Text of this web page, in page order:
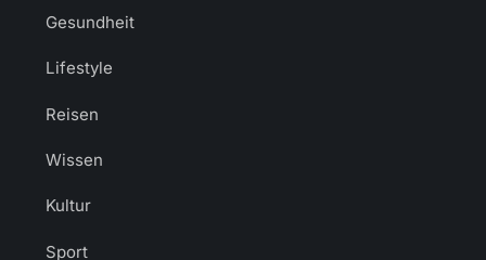
Gesundheit
Lifestyle
Reisen
Wissen
Kultur
Sport